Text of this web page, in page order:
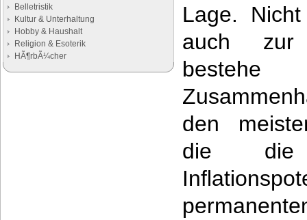
Belletristik
Kultur & Unterhaltung
Hobby & Haushalt
Religion & Esoterik
HÃ¶rbÃ¼cher
Lage.
auch zur
bestehe
den
die die